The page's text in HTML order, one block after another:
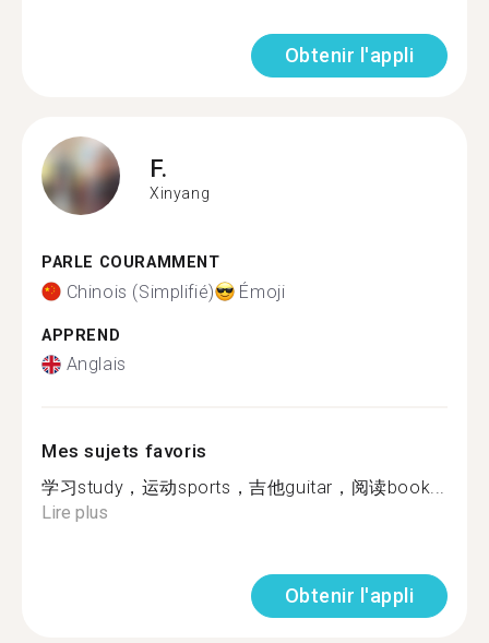
Obtenir l'appli
F.
Xinyang
PARLE COURAMMENT
Chinois (Simplifié) Émoji
APPREND
Anglais
Mes sujets favoris
学习study，运动sports，吉他guitar，阅读book...
Lire plus
Obtenir l'appli